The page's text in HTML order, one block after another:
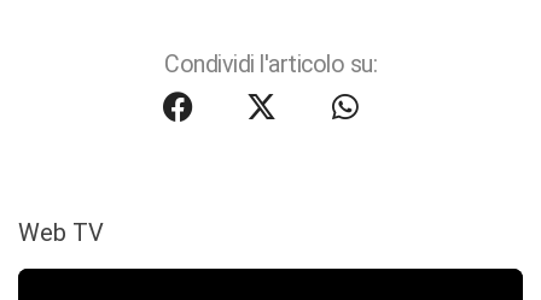
Condividi l'articolo su:
Web TV